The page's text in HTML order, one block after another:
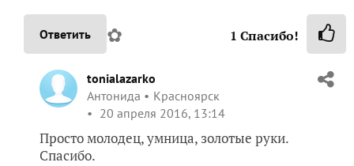
Ответить ✿ 1 Спасибо!
tonialazarko
Антонида
Красноярск
20 апреля 2016, 13:14
Просто молодец, умница, золотые руки.
Спасибо.